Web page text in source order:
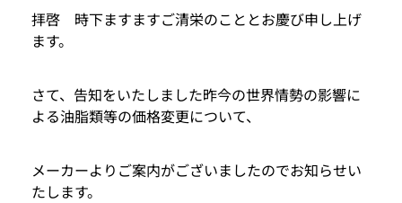
拝啓 時下ますますご清栄のこととお慶び申し上げ
ます。
さて、告知をいたしました昨今の世界情勢の影響に
よる油脂類等の価格変更について、
メーカーよりご案内がございましたのでお知らせい
たします。